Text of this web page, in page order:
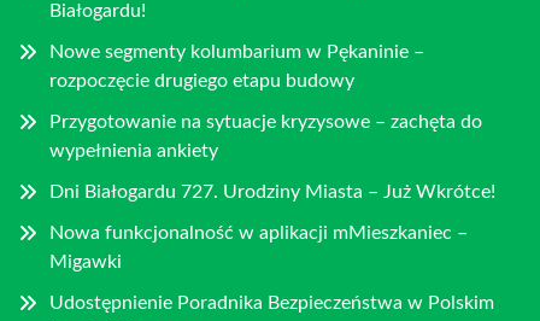
Białogardu!
Nowe segmenty kolumbarium w Pękaninie –
rozpoczęcie drugiego etapu budowy
Przygotowanie na sytuacje kryzysowe – zachęta do
wypełnienia ankiety
Dni Białogardu 727. Urodziny Miasta – Już Wkrótce!
Nowa funkcjonalność w aplikacji mMieszkaniec –
Migawki
Udostępnienie Poradnika Bezpieczeństwa w Polskim